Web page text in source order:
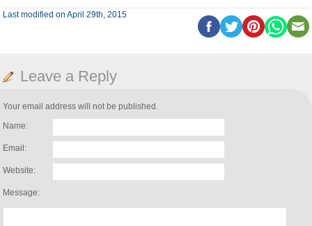
Last modified on April 29th, 2015
Leave a Reply
Your email address will not be published.
Name:
Email:
Website:
Message: